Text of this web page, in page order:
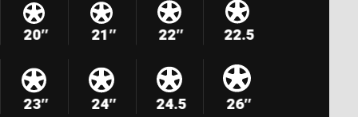
20″ 21″ 22″ 22.5
23″ 24″ 24.5 26″